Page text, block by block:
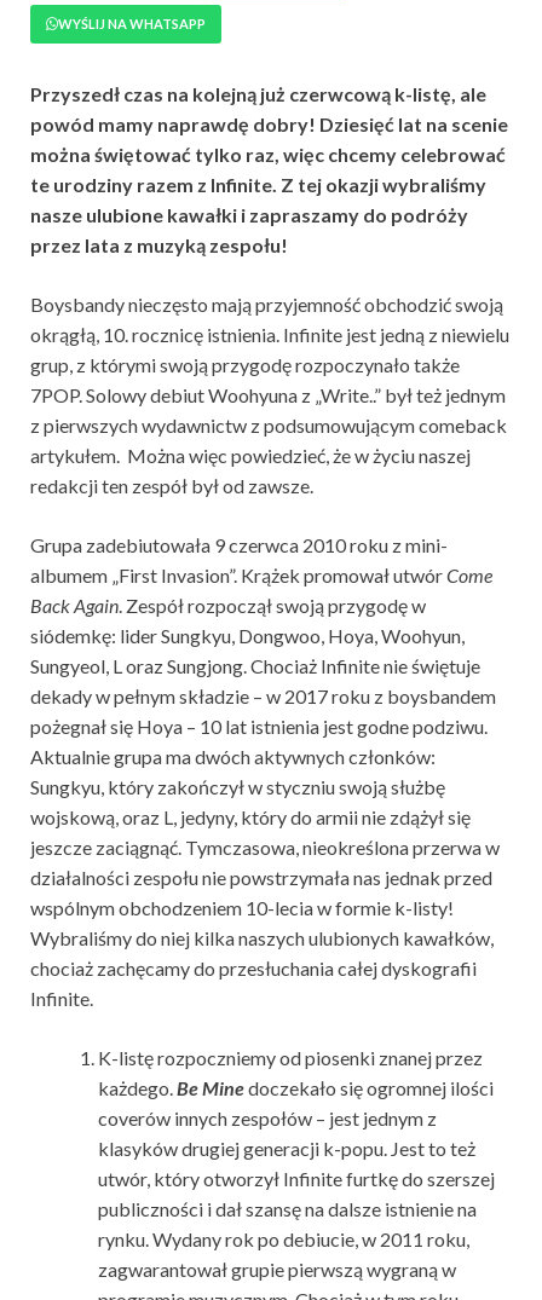
WYŚLIJ NA WHATSAPP
Przyszedł czas na kolejną już czerwcową k-listę, ale
powód mamy naprawdę dobry! Dziesięć lat na scenie
można świętować tylko raz, więc chcemy celebrować
te urodziny razem z Infinite. Z tej okazji wybraliśmy
nasze ulubione kawałki i zapraszamy do podróży
przez lata z muzyką zespołu!
Boysbandy nieczęsto mają przyjemność obchodzić swoją
okrągłą, 10. rocznicę istnienia. Infinite jest jedną z niewielu
grup, z którymi swoją przygodę rozpoczynało także
7POP. Solowy debiut Woohyuna z „Write..” był też jednym
z pierwszych wydawnictw z podsumowującym comeback
artykułem. Można więc powiedzieć, że w życiu naszej
redakcji ten zespół był od zawsze.
Grupa zadebiutowała 9 czerwca 2010 roku z mini-
albumem „First Invasion”. Krążek promował utwórCome
Back Again. Zespół rozpoczął swoją przygodę w
siódemkę: lider Sungkyu, Dongwoo, Hoya, Woohyun,
Sungyeol, L oraz Sungjong. Chociaż Infinite nie świętuje
dekady w pełnym składzie – w 2017 roku z boysbandem
pożegnał się Hoya – 10 lat istnienia jest godne podziwu.
Aktualnie grupa ma dwóch aktywnych członków:
Sungkyu, który zakończył w styczniu swoją służbę
wojskową, oraz L, jedyny, który do armii nie zdążył się
jeszcze zaciągnąć. Tymczasowa, nieokreślona przerwa w
działalności zespołu nie powstrzymała nas jednak przed
wspólnym obchodzeniem 10-lecia w formie k-listy!
Wybraliśmy do niej kilka naszych ulubionych kawałków,
chociaż zachęcamy do przesłuchania całej dyskografii
Infinite.
K-listę rozpoczniemy od piosenki znanej przez
każdego.Be Minedoczekało się ogromnej ilości
coverów innych zespołów – jest jednym z
klasyków drugiej generacji k-popu. Jest to też
utwór, który otworzył Infinite furtkę do szerszej
publiczności i dał szansę na dalsze istnienie na
rynku. Wydany rok po debiucie, w 2011 roku,
zagwarantował grupie pierwszą wygraną w